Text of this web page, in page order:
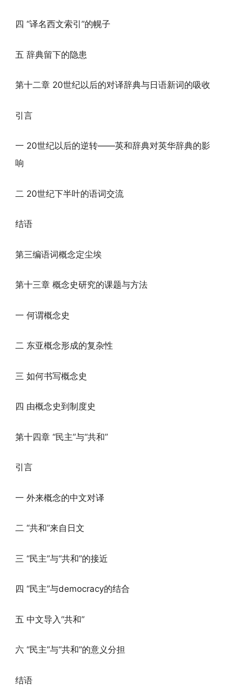
四 “译名西文索引”的幌子
五 辞典留下的隐患
第十二章 20世纪以后的对译辞典与日语新词的吸收
引言
一 20世纪以后的逆转——英和辞典对英华辞典的影
响
二 20世纪下半叶的语词交流
结语
第三编语词概念定尘埃
第十三章 概念史研究的课题与方法
一 何谓概念史
二 东亚概念形成的复杂性
三 如何书写概念史
四 由概念史到制度史
第十四章 “民主”与“共和”
引言
一 外来概念的中文对译
二 “共和”来自日文
三 “民主”与“共和”的接近
四 “民主”与democracy的结合
五 中文导入“共和”
六 “民主”与“共和”的意义分担
结语